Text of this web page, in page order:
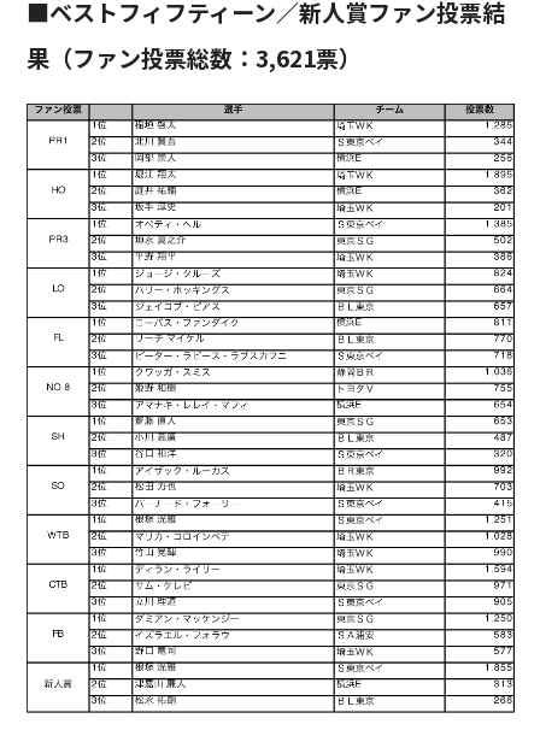
■ベストフィフティーン／新人賞ファン投票結
果（ファン投票総数：3,621票）